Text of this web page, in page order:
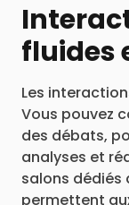
fluides
Les
Vous pouvez
des débats,
analyses et
salons dédiés
permettent